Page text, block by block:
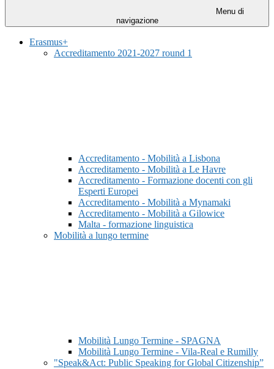
Menu di
navigazione
Erasmus+
Accreditamento 2021-2027 round 1
Accreditamento - Mobilità a Lisbona
Accreditamento - Mobilità a Le Havre
Accreditamento - Formazione docenti con gli
Esperti Europei
Accreditamento - Mobilità a Mynamaki
Accreditamento - Mobilità a Gilowice
Malta - formazione linguistica
Mobilità a lungo termine
Mobilità Lungo Termine - SPAGNA
Mobilità Lungo Termine - Vila-Real e Rumilly
"Speak&Act: Public Speaking for Global Citizenship”